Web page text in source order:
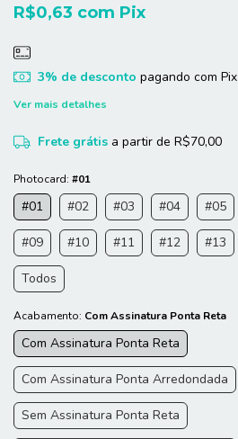
R$0,63 com Pix
3% de desconto pagando com Pix
Ver mais detalhes
Frete grátis a partir de R$70,00
Photocard: #01
#01 #02 #03 #04 #05
#09 #10 #11 #12 #13
Todos
Acabamento: Com Assinatura Ponta Reta
Com Assinatura Ponta Reta
Com Assinatura Ponta Arredondada
Sem Assinatura Ponta Reta